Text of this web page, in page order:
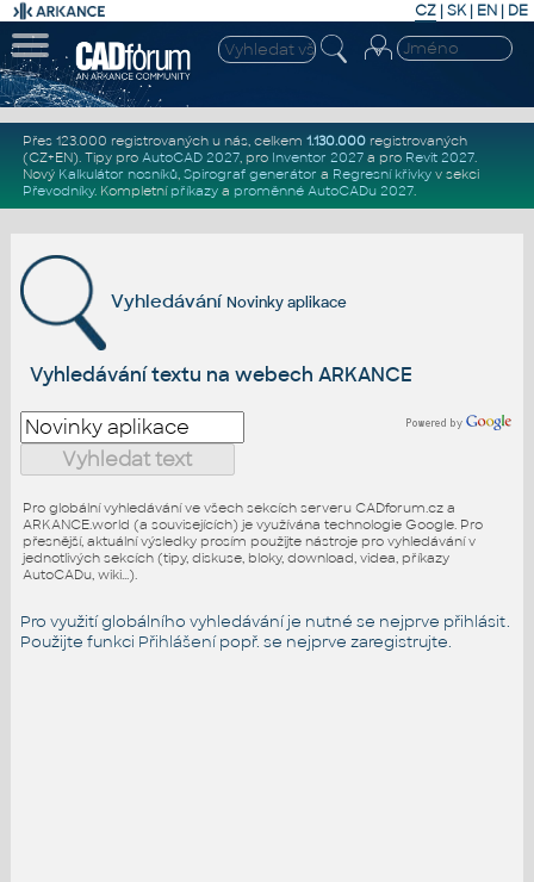
CZ | SK| EN | DE
Přes 123.000 registrovaných u nás, celkem 1.130.000registrovaných
(CZ+EN). Tipy pro AutoCAD 2027, pro Inventor 2027a pro Revit 2027.
Nový Kalkulátor nosníků, Spirograf generátor a Regresní křivkyv sekci
Převodníky. Kompletní příkazya proměnné AutoCADu 2027.
Vyhledávání Novinky aplikace
Vyhledávání textu na webech ARKANCE
Pro globální vyhledávání ve všech sekcích serveru CADforum.cz a
ARKANCE.world (a souvisejících) je využívána technologie Google. Pro
přesnější, aktuální výsledky prosím použijte nástroje pro vyhledávání v
jednotlivých sekcích (tipy, diskuse, bloky, download, videa, příkazy
AutoCADu, wiki...).
Pro využití globálního vyhledávání je nutné se nejprve přihlásit.
Použijte funkci Přihlášenípopř. se nejprve zaregistrujte.